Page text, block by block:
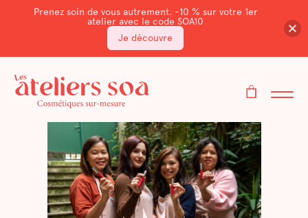
Prenez soin de vous autrement. -10 % sur votre 1er
atelier avec le code SOA10
Je découvre